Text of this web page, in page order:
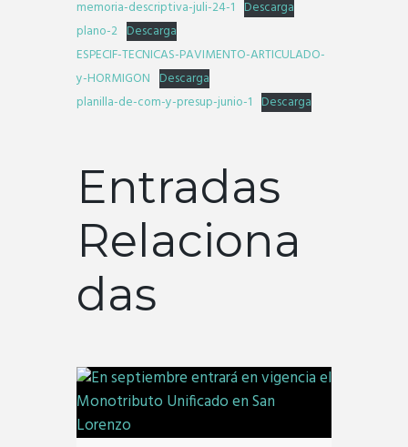
memoria-descriptiva-juli-24-1 Descarga
plano-2 Descarga
ESPECIF-TECNICAS-PAVIMENTO-ARTICULADO-
y-HORMIGON Descarga
planilla-de-com-y-presup-junio-1 Descarga
Entradas
Relaciona
das